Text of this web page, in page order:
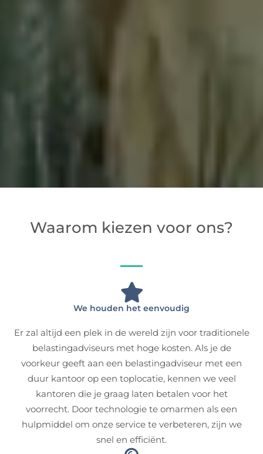
Waarom kiezen voor ons?
We houden het eenvoudig
Er zal altijd een plek in de wereld zijn voor traditionele
belastingadviseurs met hoge kosten. Als je de
voorkeur geeft aan een belastingadviseur met een
duur kantoor op een toplocatie, kennen we veel
kantoren die je graag laten betalen voor het
voorrecht. Door technologie te omarmen als een
hulpmiddel om onze service te verbeteren, zijn we
snel en efficiënt.